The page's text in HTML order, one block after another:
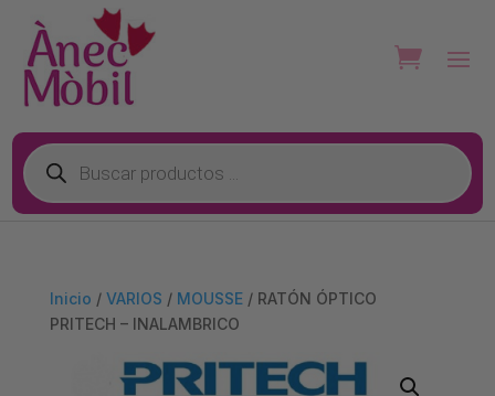
Búsqueda
de
productos
Inicio / VARIOS / MOUSSE/ RATÓN ÓPTICO
PRITECH – INALAMBRICO